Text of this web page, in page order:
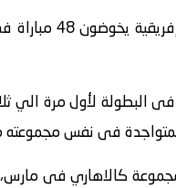
سيضم موسـم
تقسيم الفرق الـ 12
فى نفس مجموعته
كالاهاري فى